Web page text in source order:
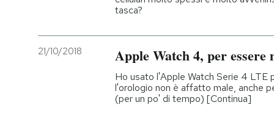
tasca?
21/10/2018 Apple Watch 4, per essere
Ho usato l'Apple Watch Serie 4 LTE
l'orologio non è affatto male, anche
(per un po' di tempo) [Continua]